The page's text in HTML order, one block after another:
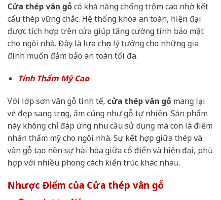
Cửa thép vân gỗcó khả năng chống trộm cao nhờ kết
cấu thép vững chắc. Hệ thống khóa an toàn, hiện đại
được tích hợp trên cửa giúp tăng cường tính bảo mật
cho ngôi nhà. Đây là lựa chọn lý tưởng cho những gia
đình muốn đảm bảo an toàn tối đa.
Tính Thẩm Mỹ Cao
Với lớp sơn vân gỗ tinh tế, cửa thép vân gỗ mang lại
vẻ đẹp sang trọng, ấm cúng như gỗ tự nhiên. Sản phẩm
này không chỉ đáp ứng nhu cầu sử dụng mà còn là điểm
nhấn thẩm mỹ cho ngôi nhà. Sự kết hợp giữa thép và
vân gỗ tạo nên sự hài hòa giữa cổ điển và hiện đại, phù
hợp với nhiều phong cách kiến trúc khác nhau.
Nhược Điểm của Cửa thép vân gỗ